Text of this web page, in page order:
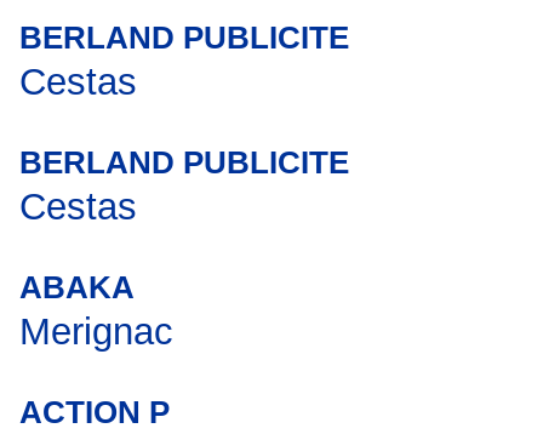
BERLAND PUBLICITE
Cestas
BERLAND PUBLICITE
Cestas
ABAKA
Merignac
ACTION P